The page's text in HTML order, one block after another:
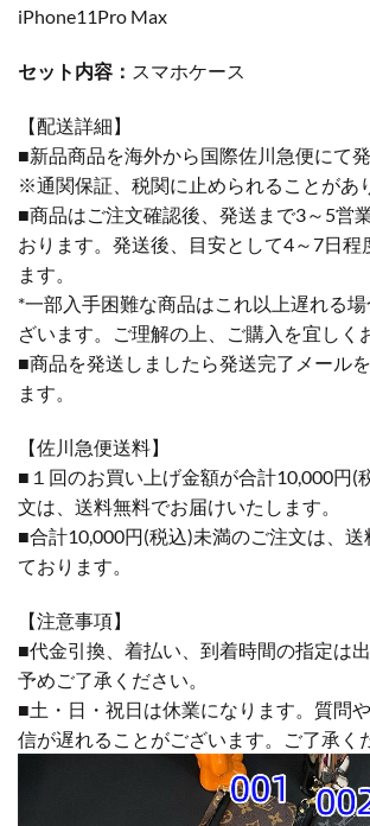
iPhone11Pro Max
セット内容： スマホケース
【配送詳細】
■新品商品を海外から国際佐川急便にて発
※通関保証、税関に止められることがあ
■商品はご注文確認後、発送まで3～5営
おります。発送後、目安として4～7日程
ます。
*一部入手困難な商品はこれ以上遅れる
ざいます。ご理解の上、ご購入を宜しく
■商品を発送しましたら発送完了メール
ます。
【佐川急便送料】
■１回のお買い上げ金額が合計10,000円(
文は、送料無料でお届けいたします。
■合計10,000円(税込)未満のご注文は、送
ております。
【注意事項】
■代金引換、着払い、到着時間の指定は出
予めご了承ください。
■土・日・祝日は休業になります。質問
信が遅れることがございます。ご了承く